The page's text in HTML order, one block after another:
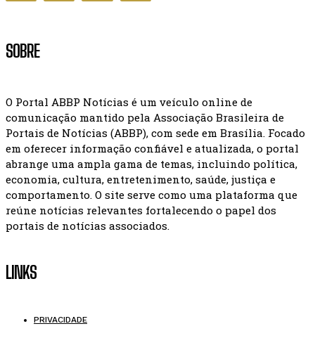
SOBRE
O Portal ABBP Notícias é um veículo online de
comunicação mantido pela Associação Brasileira de
Portais de Notícias (ABBP), com sede em Brasília. Focado
em oferecer informação confiável e atualizada, o portal
abrange uma ampla gama de temas, incluindo política,
economia, cultura, entretenimento, saúde, justiça e
comportamento. O site serve como uma plataforma que
reúne notícias relevantes fortalecendo o papel dos
portais de notícias associados.
LINKS
PRIVACIDADE